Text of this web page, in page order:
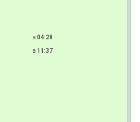
в04:28
в 11:37